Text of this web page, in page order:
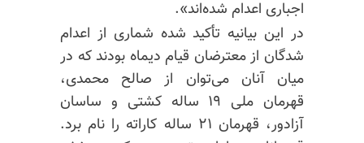
اجباری اعدام شده‌اند».
در این بیانیه تأکید شده شماری از اعدام
شدگان از معترضان قیام دیماه بودند که در
میان آنان می‌توان از صالح محمدی،
قهرمان ملی ۱۹ ساله کشتی و ساسان
آزادور، قهرمان ۲۱ ساله کاراته را نام برد.